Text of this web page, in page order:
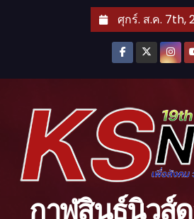
ศุกร์. ส.ค. 7th,
กาฬสินธุ์นิวส์